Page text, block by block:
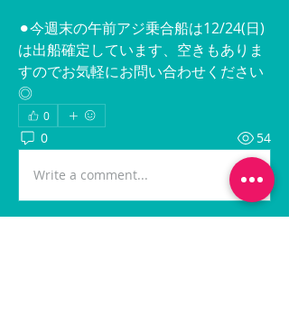
⚫︎今週末の午前アジ乗合船は12/24(日)
は出船確定しています、空きもありま
すのでお気軽にお問い合わせください
◎
0
0 54
Write a comment...